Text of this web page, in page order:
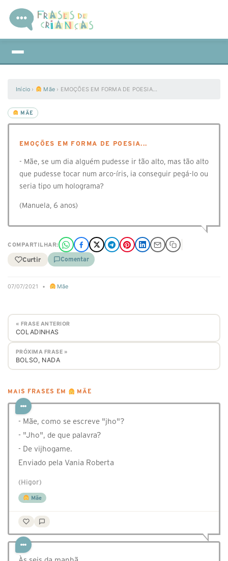
Início › Mãe › EMOÇÕES EM FORMA DE POESIA...
MÃE
EMOÇÕES EM FORMA DE POESIA...
- Mãe, se um dia alguém pudesse ir tão alto, mas tão alto
que pudesse tocar num arco-íris, ia conseguir pegá-lo ou
seria tipo um holograma?
(Manuela, 6 anos)
COMPARTILHAR:
Curtir Comentar
07/07/2021 • Mãe
« FRASE ANTERIOR
COLADINHAS
PRÓXIMA FRASE »
BOLSO, NADA
MAIS FRASES EM MÃE
- Mãe, como se escreve "jho"?
- "Jho", de que palavra?
- De vijhogame.
Enviado pela Vania Roberta
(Higor)
Mãe